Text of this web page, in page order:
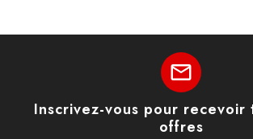
mail
Inscrivez-vous pour recevoir
offres